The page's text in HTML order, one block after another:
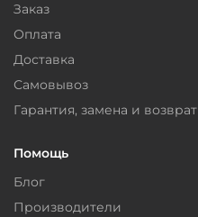
Заказ
Оплата
Доставка
Самовывоз
Гарантия, замена и возврат
Помощь
Блог
Производители